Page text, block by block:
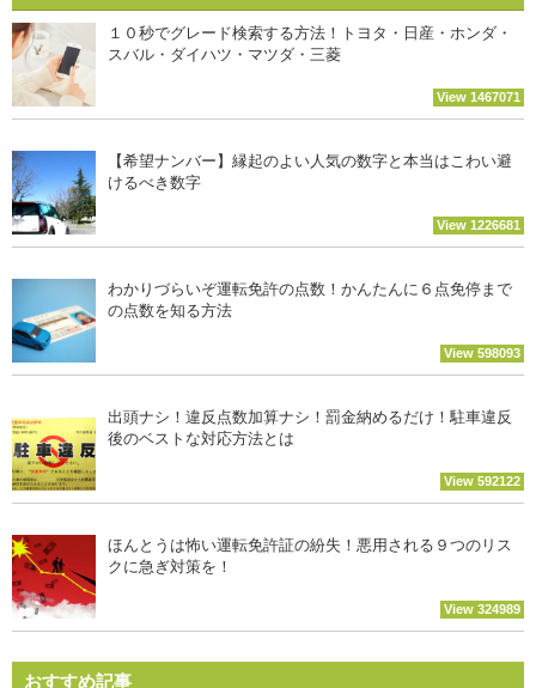
１０秒でグレード検索する方法！トヨタ・日産・ホンダ・
スバル・ダイハツ・マツダ・三菱
View 1467071
【希望ナンバー】縁起のよい人気の数字と本当はこわい避
けるべき数字
View 1226681
わかりづらいぞ運転免許の点数！かんたんに６点免停まで
の点数を知る方法
View 598093
出頭ナシ！違反点数加算ナシ！罰金納めるだけ！駐車違反
後のベストな対応方法とは
View 592122
ほんとうは怖い運転免許証の紛失！悪用される９つのリス
クに急ぎ対策を！
View 324989
おすすめ記事